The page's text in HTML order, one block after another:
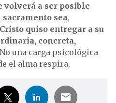
volverá a ser posible
sacramento sea,
quiso entregar a su
concreta,
No una carga psicológica
el alma respira.